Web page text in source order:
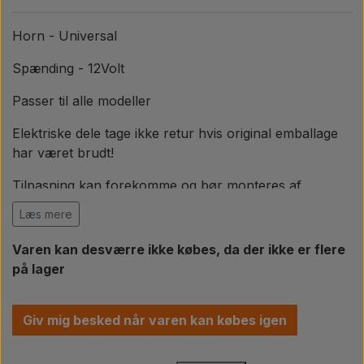
PTO Aksler GARDLOC
Værksted/ Værktøj
Horn - Universal
Spænding - 12Volt
Passer til alle modeller
Elektriske dele tage ikke retur hvis original emballage
har været brudt!
Tilpasning kan forekomme og bør monteres af
kyndige personer med viden om elektronik.
Læs mere
Varen kan desværre ikke købes, da der ikke er flere
på lager
Giv mig besked når varen kan købes igen